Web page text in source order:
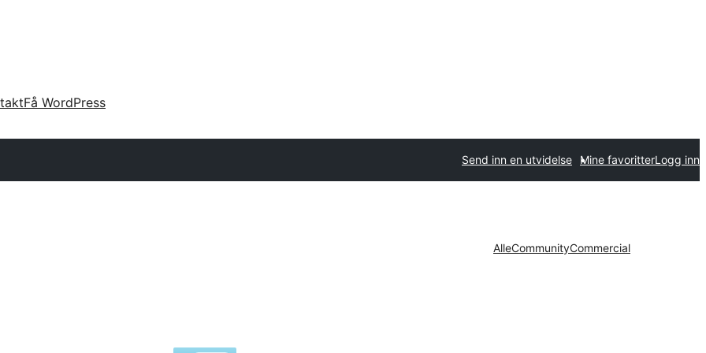
Få WordPress
Send inn en utvidelse Mine favoritterLogg inn
AlleCommunityCommercial